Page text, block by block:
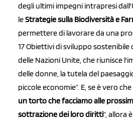
degli ultimi impegni intrapresi
leStrategie sulla Biodiversità e
permettere di lavorare da una
17 Obiettivi di sviluppo sostenibile
delle Nazioni Unite, che riunisce
delle donne, la tutela del
piccole economie”. E, se è vero che
un torto che facciamo alle
sottrazione dei loro diritti“, allora